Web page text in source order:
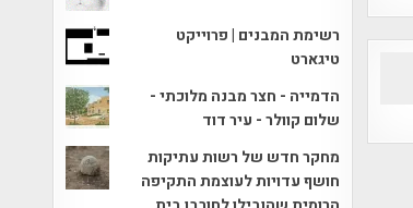
רשימת המבנים | פרוייקט
טיגארט
הדמייה - חצר מבנה מלוכתי -
שלום קוולר - עיר דוד
מחקר חדש של רשות עתיקות
חושף עדויות לעוצמת התקיפה